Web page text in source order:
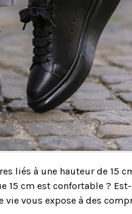
liés à une hauteur de 15
15 cm est confortable ?
vie vous expose à des